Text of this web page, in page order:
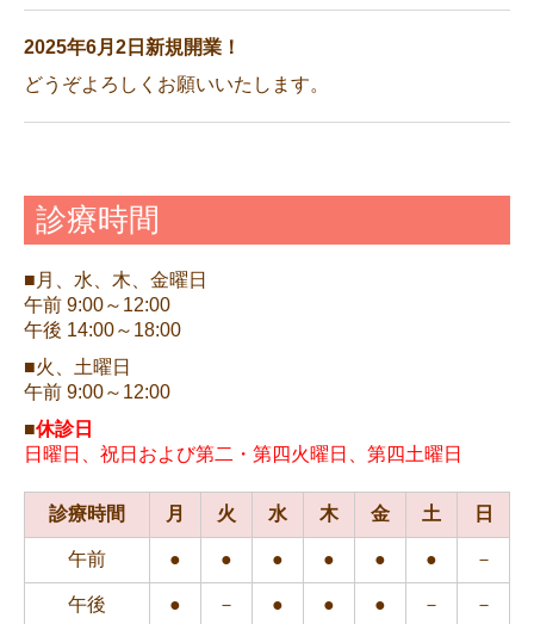
2025年6月2日新規開業！
どうぞよろしくお願いいたします。
診療時間
■月、水、木、金曜日
午前 9:00～12:00
午後 14:00～18:00
■火、土曜日
午前 9:00～12:00
■休診日
日曜日、祝日および第二・第四火曜日、第四土曜日
診療時間 月 火 水 木 金 土 日
午前 ● ● ● ● ● ● －
午後 ● － ● ● ● － －